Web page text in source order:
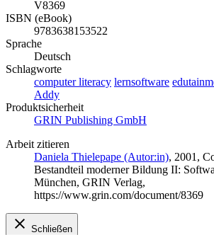
V8369
ISBN (eBook)
9783638153522
Sprache
Deutsch
Schlagworte
computer literacy lernsoftware
Addy
Produktsicherheit
GRIN Publishing GmbH
Arbeit zitieren
Daniela Thielepape (Autor:in), 2001,
Bestandteil moderner Bildung II:
München, GRIN Verlag,
https://www.grin.com/document/8369
Schließen